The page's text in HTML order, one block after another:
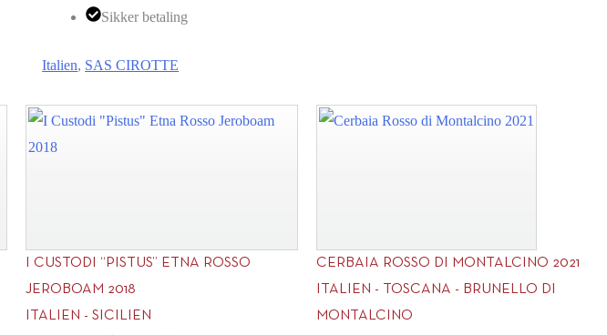
Sikker betaling
Italien, SAS CIROTTE
I CUSTODI “PISTUS” ETNA ROSSO
JEROBOAM 2018
ITALIEN - SICILIEN
CERBAIA ROSSO DI MONTALCINO 2021
ITALIEN - TOSCANA - BRUNELLO DI
MONTALCINO